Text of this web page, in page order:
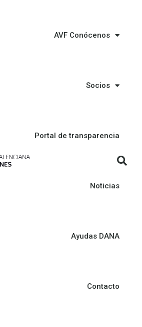
AVF Conócenos
Socios
Portal de transparencia
Noticias
Ayudas DANA
Contacto